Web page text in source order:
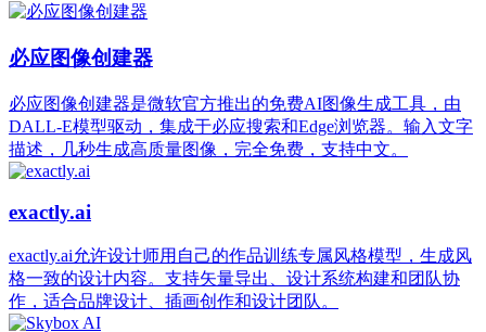
必应图像创建器
必应图像创建器是微软官方推出的免费AI图像生成工具，由
DALL-E模型驱动，集成于必应搜索和Edge浏览器。输入文字
描述，几秒生成高质量图像，完全免费，支持中文。
exactly.ai
exactly.ai允许设计师用自己的作品训练专属风格模型，生成风
格一致的设计内容。支持矢量导出、设计系统构建和团队协
作，适合品牌设计、插画创作和设计团队。